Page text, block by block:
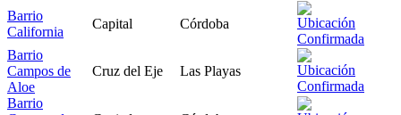
Barrio
California
Capital Córdoba
Barrio
Campos de
Aloe
Cruz del Eje Las Playas
Barrio